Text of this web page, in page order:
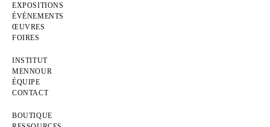
EXPOSITIONS
ÉVÉNEMENTS
ŒUVRES
FOIRES
INSTITUT
MENNOUR
ÉQUIPE
CONTACT
BOUTIQUE